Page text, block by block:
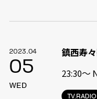
2023.04
05
WED
TV.RADIO
鎮西寿
23:30〜